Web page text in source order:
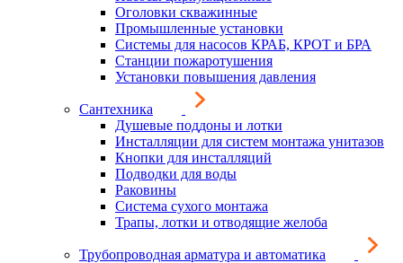
Оголовки скважинные
Промышленные установки
Системы для насосов КРАБ, КРОТ и БРА
Станции пожаротушения
Установки повышения давления
Сантехника
Душевые поддоны и лотки
Инсталляции для систем монтажа унитазов
Кнопки для инсталляций
Подводки для воды
Раковины
Система сухого монтажа
Трапы, лотки и отводящие желоба
Трубопроводная арматура и автоматика